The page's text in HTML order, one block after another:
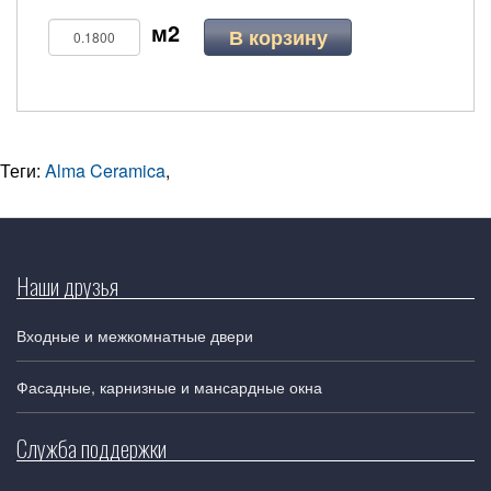
В корзину
Теги: Alma Ceramica,
Наши друзья
Входные и межкомнатные двери
Фасадные, карнизные и мансардные окна
Служба поддержки